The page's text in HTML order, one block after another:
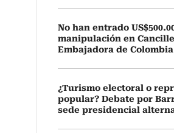
No han entrado
manipulación en
Embajadora de
¿Turismo electoral o
popular? Debate por
sede presidencial